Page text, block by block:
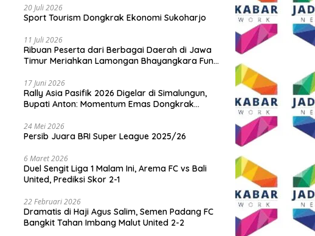
20 Juli 2026
Sport Tourism Dongkrak Ekonomi Sukoharjo
11 Juli 2026
Ribuan Peserta dari Berbagai Daerah di Jawa
Timur Meriahkan Lamongan Bhayangkara Fun
17 Juni 2026
Rally Asia Pasifik 2026 Digelar di Simalungun,
Bupati Anton: Momentum Emas Dongkrak
24 Mei 2026
Persib Juara BRI Super League 2025/26
6 Maret 2026
Duel Sengit Liga 1 Malam Ini, Arema FC vs Bali
United, Prediksi Skor 2-1
22 Februari 2026
Dramatis di Haji Agus Salim, Semen Padang FC
Bangkit Tahan Imbang Malut United 2-2